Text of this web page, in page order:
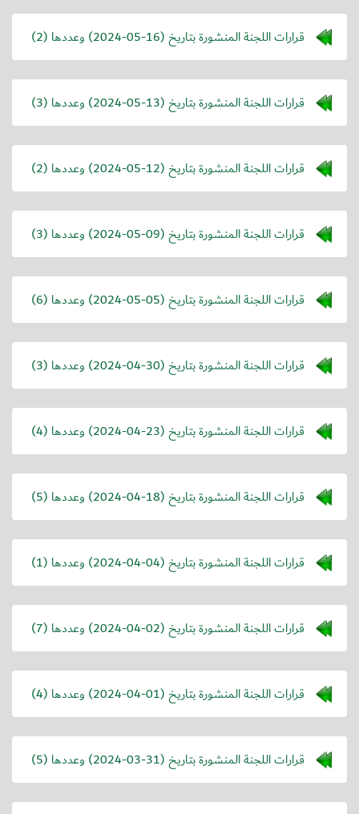
قرارات اللجنة المنشورة بتاريخ (2024-05-16) وعددها (2)
قرارات اللجنة المنشورة بتاريخ (2024-05-13) وعددها (3)
قرارات اللجنة المنشورة بتاريخ (2024-05-12) وعددها (2)
قرارات اللجنة المنشورة بتاريخ (2024-05-09) وعددها (3)
قرارات اللجنة المنشورة بتاريخ (2024-05-05) وعددها (6)
قرارات اللجنة المنشورة بتاريخ (2024-04-30) وعددها (3)
قرارات اللجنة المنشورة بتاريخ (2024-04-23) وعددها (4)
قرارات اللجنة المنشورة بتاريخ (2024-04-18) وعددها (5)
قرارات اللجنة المنشورة بتاريخ (2024-04-04) وعددها (1)
قرارات اللجنة المنشورة بتاريخ (2024-04-02) وعددها (7)
قرارات اللجنة المنشورة بتاريخ (2024-04-01) وعددها (4)
قرارات اللجنة المنشورة بتاريخ (2024-03-31) وعددها (5)